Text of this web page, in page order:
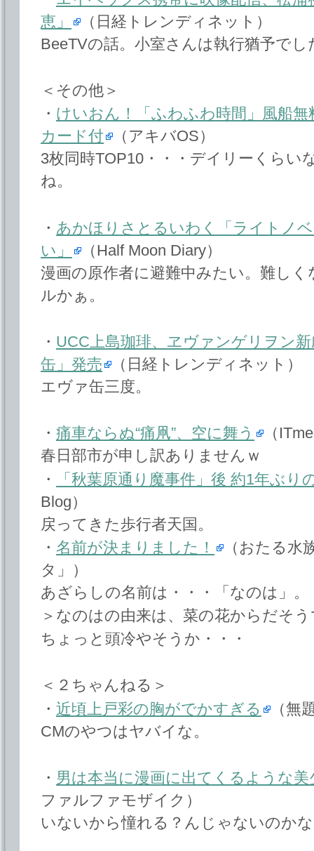
恵」
（日経トレンディネット）
BeeTVの話。小室さんは執行猶予でし
＜その他＞
・ けいおん！「ふわふわ時間」風船
カード付
（アキバOS）
3枚同時TOP10・・・デイリーくらい
ね。
・ あかほりさとるいわく「ライトノ
い」
（Half Moon Diary）
漫画の原作者に避難中みたい。難し
ルかぁ。
・ UCC上島珈琲、ヱヴァンゲリヲン
缶」発売
（日経トレンディネット）
エヴァ缶三度。
・ 痛車ならぬ“痛凧”、空に舞う
（
春日部市が申し訳ありませんｗ
・
「秋葉原通り魔事件」後 約1年ぶり
Blog）
戻ってきた歩行者天国。
・ 名前が決まりました！
（おたる水
タ」）
あざらしの名前は・・・「なのは」。
＞なのはの由来は、菜の花からだそ
ちょっと頭冷やそうか・・・
＜２ちゃんねる＞
・ 近頃上戸彩の胸がでかすぎる
（無
CMのやつはヤバイな。
・ 男は本当に漫画に出てくるような
ファルファモザイク）
いないから憧れる？んじゃないのか